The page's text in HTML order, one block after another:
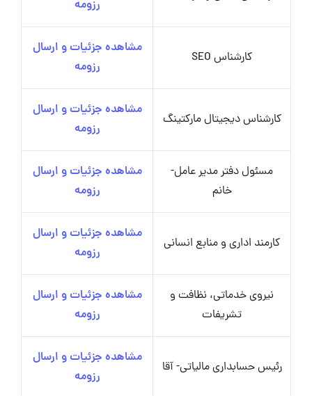
رزومه
کارشناس SEO
مشاهده جزئیات و ارسال
رزومه
کارشناس دیجیتال مارکتینگ
مشاهده جزئیات و ارسال
رزومه
مسئول دفتر مدیر عامل-
خانم
مشاهده جزئیات و ارسال
رزومه
کارمند اداری و منابع انسانی
مشاهده جزئیات و ارسال
رزومه
نیروی خدماتی، نظافت و
تشریفات
مشاهده جزئیات و ارسال
رزومه
رئیس حسابداری مالیاتی- آقا
مشاهده جزئیات و ارسال
رزومه